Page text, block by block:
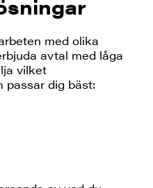
med olika
avtal med låga
vilket
passar dig bäst: